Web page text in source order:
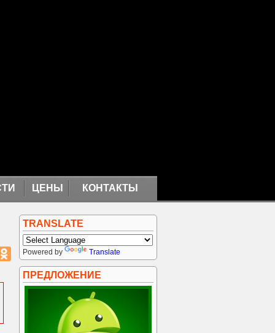
ЦЕНЫ КОНТАКТЫ
TRANSLATE
Powered by Translate
ПРЕДЛОЖЕНИЕ